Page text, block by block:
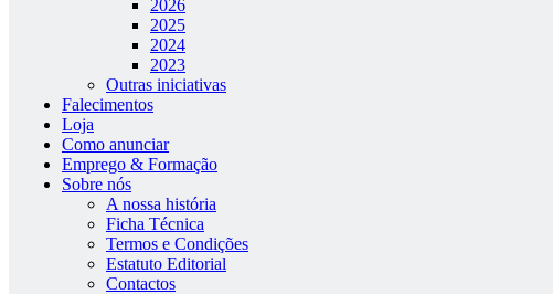
2026
2025
2024
2023
Outras iniciativas
Falecimentos
Loja
Como anunciar
Emprego & Formação
Sobre nós
A nossa história
Ficha Técnica
Termos e Condições
Estatuto Editorial
Contactos